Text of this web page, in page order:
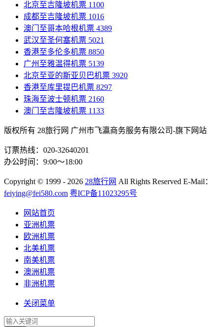
北京至吉隆坡机票 1100
成都至吉隆坡机票 1016
澳门至哥本哈根机票 4389
武汉至圣何塞机票 5021
香港至多伦多机票 8850
广州至雅温得机票 5139
北京至亚的斯亚贝巴机票 3920
香港至库里提巴机票 8297
珠海至波士顿机票 2160
澳门至吉隆坡机票 1133
版权所有 28旅行网 广州市飞瀛商务服务有限公司-旗下网站
订票热线：020-32640201
办公时间：9:00～18:00
Copyright © 1999 - 2026 28旅行网 All Rights Reserved E-Mail：
feiying@fei580.com 粤ICP备11023295号
网站首页
亚洲机票
欧洲机票
北美机票
南美机票
澳洲机票
非洲机票
关闭菜单